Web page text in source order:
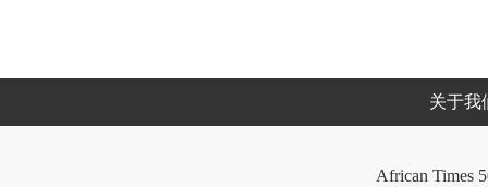
关于我
African Times